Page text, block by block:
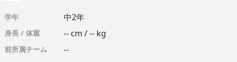
学年 中2年
身長 / 体重 -- cm / -- kg
前所属チーム --